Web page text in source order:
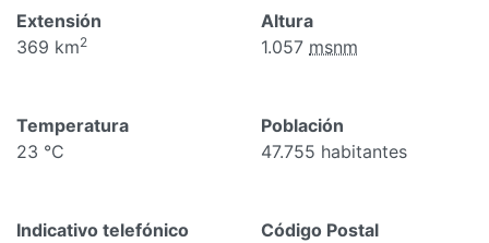
Extensión
369 km2
Altura
1.057 msnm
Temperatura
23 °C
Población
47.755 habitantes
Indicativo telefónico
Código Postal